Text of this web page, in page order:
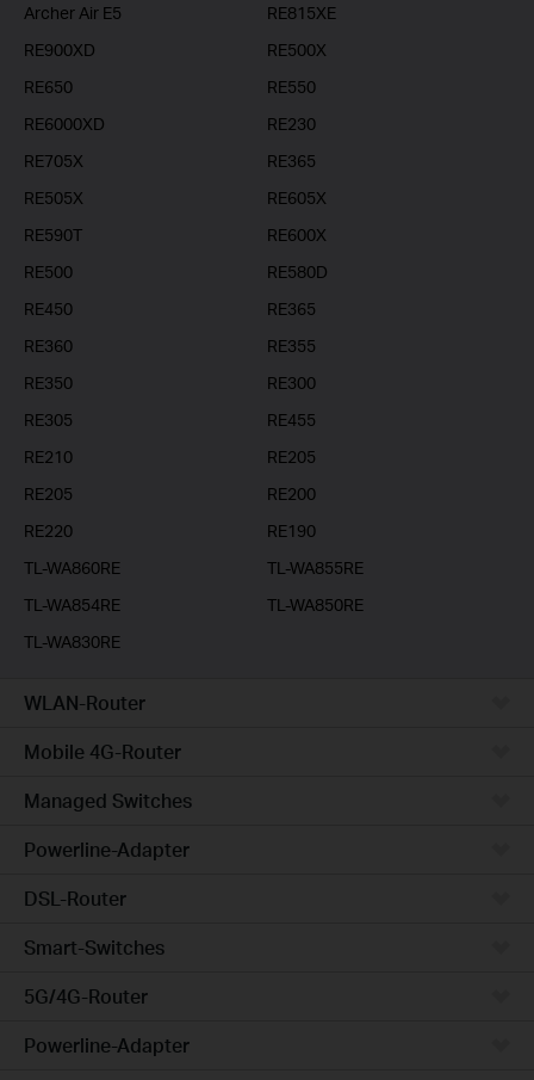
Archer Air E5
RE815XE
RE900XD
RE500X
RE650
RE550
RE6000XD
RE230
RE705X
RE365
RE505X
RE605X
RE590T
RE600X
RE500
RE580D
RE450
RE365
RE360
RE355
RE350
RE300
RE305
RE455
RE210
RE205
RE205
RE200
RE220
RE190
TL-WA860RE
TL-WA855RE
TL-WA854RE
TL-WA850RE
TL-WA830RE
WLAN-Router
Mobile 4G-Router
Managed Switches
Powerline-Adapter
DSL-Router
Smart-Switches
5G/4G-Router
Powerline-Adapter